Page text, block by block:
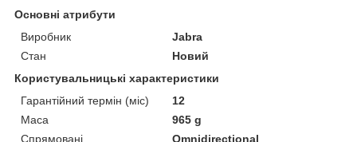
Основні атрибути
Виробник
Jabra
Стан
Новий
Користувальницькі характеристики
Гарантійний термін (міс)
12
Маса
965 g
Спрямовані
Omnidirectional